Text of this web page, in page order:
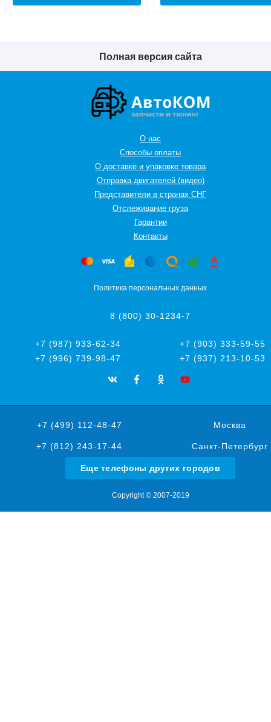
Полная версия сайта
О нас
Способы оплаты
О доставке и упаковке товара
Отправка двигателей (видео)
Представители в странах СНГ
Oтслеживание груза
Гарантии
Контакты
Политика персональных данных
8 (800) 30-1234-7
+7 (987) 933-62-34
+7 (903) 333-59-55
+7 (996) 739-98-47
+7 (937) 213-10-53
+7 (499) 112-48-47 Москва
+7 (812) 243-17-44 Санкт-Петербург
Еще телефоны других городов
Copyright © 2007-2019